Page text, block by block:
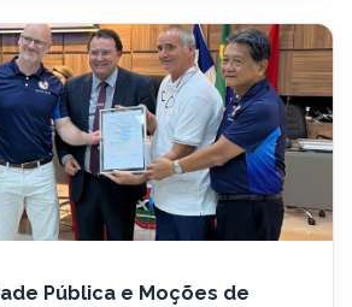
Pública e Moções de